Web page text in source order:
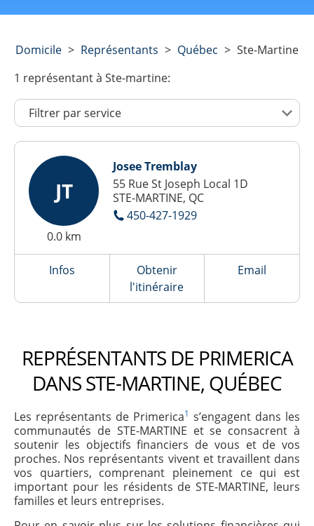
Domicile > Représentants > Québec > Ste-Martine
1 représentantà Ste-martine:
JT
0.0 km
Josee Tremblay
55 Rue St Joseph Local 1D
STE-MARTINE, QC
450-427-1929
Infos
Obtenir
l'itinéraire
Email
REPRÉSENTANTS DE PRIMERICA
DANS STE-MARTINE, QUÉBEC
Les représentants de Primerica1 s’engagent dans les
communautés de STE-MARTINE et se consacrent à
soutenir les objectifs financiers de vous et de vos
proches. Nos représentants vivent et travaillent dans
vos quartiers, comprenant pleinement ce qui est
important pour les résidents de STE-MARTINE, leurs
familles et leurs entreprises.